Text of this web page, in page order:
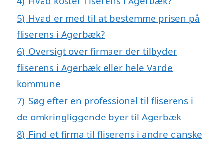
5) Hvad er med til at bestemme prisen på
fliserens i Agerbæk?
6) Oversigt over firmaer der tilbyder
fliserens i Agerbæk eller hele Varde
kommune
7) Søg efter en professionel til fliserens i
de omkringliggende byer til Agerbæk
8) Find et firma til fliserens i andre danske